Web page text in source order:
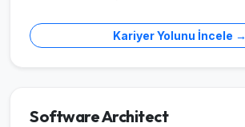
Kariyer Yolunu İncele →
Software Architect